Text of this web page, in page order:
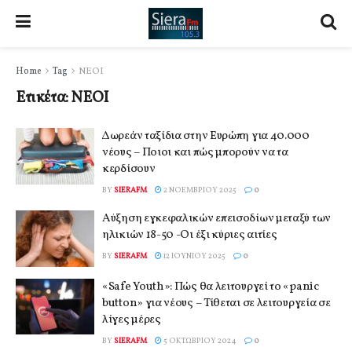
Home Tag ΝΕΟΙ
Ετικέτα:ΝΕΟΙ
Δωρεάν ταξίδια στην Ευρώπη για 40.000
νέους – Ποιοι και πώς μπορούν να τα
κερδίσουν
BY SIERAFM 2 ΝΟΕΜΒΡΊΟΥ 2025 0
Αύξηση εγκεφαλικών επεισοδίων μεταξύ των
ηλικιών 18-50 -Οι έξι κύριες αιτίες
BY SIERAFM 12 ΙΟΥΝΊΟΥ 2025 0
«Safe Youth»: Πώς θα λειτουργεί το «panic
button» για νέους – Τίθεται σε λειτουργεία σε
λίγες μέρες
BY SIERAFM 5 ΟΚΤΩΒΡΊΟΥ 2024 0